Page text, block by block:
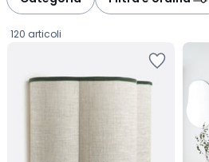
120 articoli